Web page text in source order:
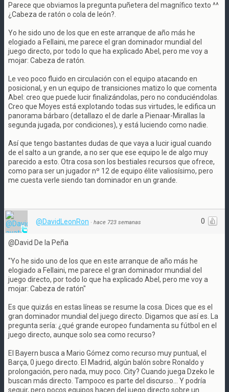
Parece que obviamos la pregunta puñetera del magnífico texto ^^
¿Cabeza de ratón o cola de león?.
Yo he sido uno de los que en este arranque de año más he
elogiado a Fellaini, me parece el gran dominador mundial del
juego directo, por todo lo que ha explicado Abel, pero me voy a
mojar: Cabeza de ratón.
Le veo poco fluido en circulación con el equipo atacando en
posicional, y en un equipo de transiciones matizo lo que comenta
Abel: creo que puede lucir finalizándolas, pero no conduciéndolas.
Creo que Moyes está explotando todas sus virtudes, le edifica un
panorama bárbaro (detallazo el de darle a Pienaar-Mirallas la
segunda jugada, por condiciones), y está luciendo como nadie.
Así que tengo bastantes dudas de que vaya a lucir igual cuando
de el salto a un grande, a no ser que ese equipo le de algo muy
parecido a esto. Otra cosa son los bestiales recursos que ofrece,
como para ser un jugador nº 12 de equipo élite valiosísimo, pero
me cuesta verle siendo tan dominador en un grande.
0
@DavidLeonRon · hace 723 semanas
@David De la Peña
"Yo he sido uno de los que en este arranque de año más he
elogiado a Fellaini, me parece el gran dominador mundial del
juego directo, por todo lo que ha explicado Abel, pero me voy a
mojar: Cabeza de ratón"
Es que quizás en estas líneas se resume la cosa. Dices que es el
gran dominador mundial del juego directo. Digamos que así es. La
pregunta sería: ¿qué grande europeo fundamenta su fútbol en el
juego directo, aunque solo sea como recurso?
El Bayern busca a Mario Gómez como recurso muy puntual, el
Barça, 0 juego directo. El Madrid, algún balón sobre Ronaldo y
prolongación, pero nada, muy poco. City? Cuando juega Dzeko le
buscan más directo. Tampoco es parte del discurso... Y podría
seguir, pero pocos equipos hacen del juego directo sobre un